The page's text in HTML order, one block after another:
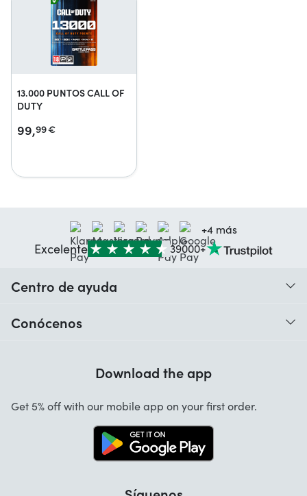
13.000 PUNTOS CALL OF
DUTY
99,99€
+4 más
Excelente 39000+
Centro de ayuda
Conócenos
App Startselect
Trabaja con nosotros
Download the app
Get 5% off with our mobile app on your first order.